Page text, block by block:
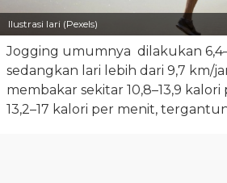
Ilustrasi lari (Pexels)
Jogging umumnya dilakukan
sedangkan lari lebih dari 9,7 km/
membakar sekitar 10,8–13,9
13,2–17 kalori per menit,